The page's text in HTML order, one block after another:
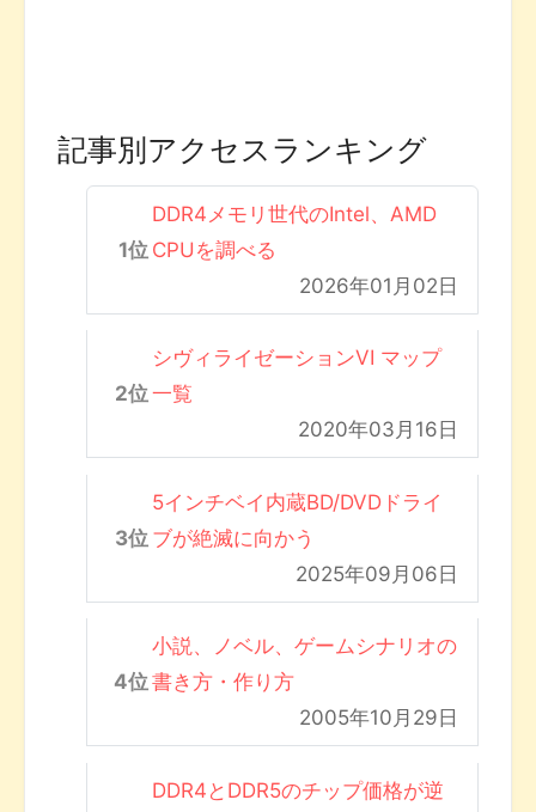
記事別アクセスランキング
DDR4メモリ世代のIntel、AMD
CPUを調べる
2026年01月02日
シヴィライゼーションVI マップ
一覧
2020年03月16日
5インチベイ内蔵BD/DVDドライ
ブが絶滅に向かう
2025年09月06日
小説、ノベル、ゲームシナリオの
書き方・作り方
2005年10月29日
DDR4とDDR5のチップ価格が逆